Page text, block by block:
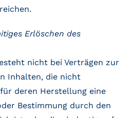
Erlöschen des
nicht bei Verträgen zur
Inhalten, die nicht
deren Herstellung eine
Bestimmung durch den